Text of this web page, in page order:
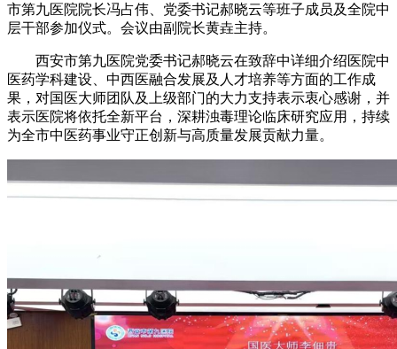
市第九医院院长冯占伟、党委书记郝晓云等班子成员及全院中
层干部参加仪式。会议由副院长黄垚主持。
西安市第九医院党委书记郝晓云在致辞中详细介绍医院中
医药学科建设、中西医融合发展及人才培养等方面的工作成
果，对国医大师团队及上级部门的大力支持表示衷心感谢，并
表示医院将依托全新平台，深耕浊毒理论临床研究应用，持续
为全市中医药事业守正创新与高质量发展贡献力量。